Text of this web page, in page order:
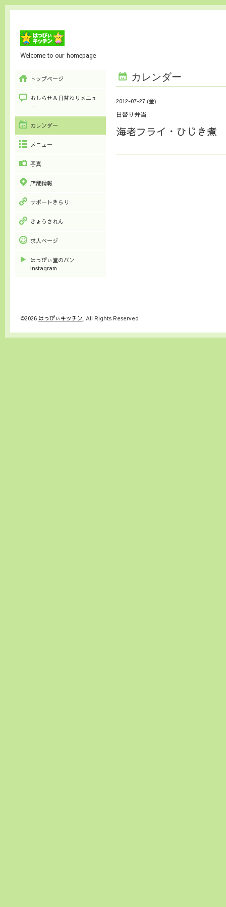
Welcome to our homepage
カレンダー
2012-07-27 (金)
日替り弁当
海老フライ・ひじき煮
トップページ
おしらせ＆日替わりメニュ
ー
カレンダー
メニュー
写真
店舗情報
サポートきらり
きょうされん
求人ページ
はっぴぃ堂のパン
Instagram
©2026 はっぴぃキッチン. All Rights Reserved.